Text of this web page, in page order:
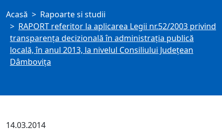
Acasă
Rapoarte si studii
RAPORT referitor la aplicarea Legii nr.52/2003 privind
transparenţa decizională în administraţia publică
locală, în anul 2013, la nivelul Consiliului Judeţean
Dâmboviţa
14.03.2014